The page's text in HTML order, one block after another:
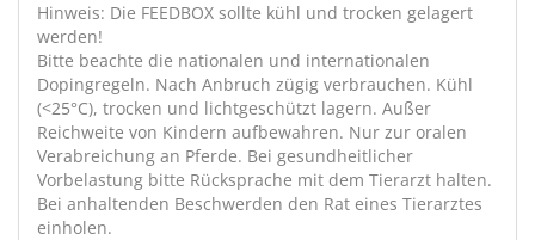
Hinweis: Die FEEDBOX sollte kühl und trocken gelagert
werden!
Bitte beachte die nationalen und internationalen
Dopingregeln. Nach Anbruch zügig verbrauchen. Kühl
(<25°C), trocken und lichtgeschützt lagern. Außer
Reichweite von Kindern aufbewahren. Nur zur oralen
Verabreichung an Pferde. Bei gesundheitlicher
Vorbelastung bitte Rücksprache mit dem Tierarzt halten.
Bei anhaltenden Beschwerden den Rat eines Tierarztes
einholen.